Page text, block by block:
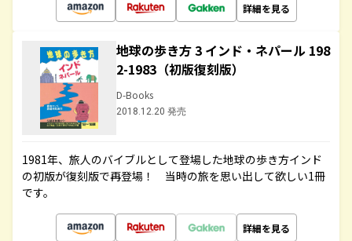
詳細を見る
地球の歩き方 3 インド・ネパール 198
2-1983（初版復刻版）
D-Books
2018.12.20 発売
1981年、旅人のバイブルとして登場した地球の歩き方インド
の初版が復刻版で再登場！ 当時の旅を思い出して欲しい1冊
です。
詳細を見る